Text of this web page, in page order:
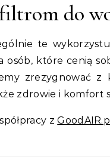
do
te
osób, które cenią
zrezygnować
zdrowie i komfort
zGoodAIR.pl